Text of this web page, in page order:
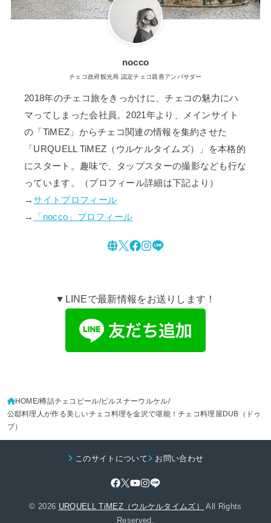
nocco
チェコ政府観光局 認定チェコ親善アンバサダー
2018年のチェコ旅をきっかけに、チェコの魅力にハ
マってしまった会社員。2021年より、メインサイト
の「TiMEZ」からチェコ関連の情報を集約させた
「URQUELL TiMEZ（ウルケルタイムズ）」を本格的
にスタート。趣味で、タップスターの撮影なども行な
っています。（プロフィール詳細は下記より）
→サイトプロフィール
→
「nocco」プロフィール
▼LINEで最新情報をお送りします！
HOME 樽詰チェコビール ピルスナーウルケル
公邸料理人が作る美しいチェコ料理を金沢で堪能！チェコ料理屋DUB（ドゥ
ブ）
このサイトについて お問い合わせ
© 2026 URQUELL TiMEZ（ウルケルタイムズ）
All Rights
Reserved.